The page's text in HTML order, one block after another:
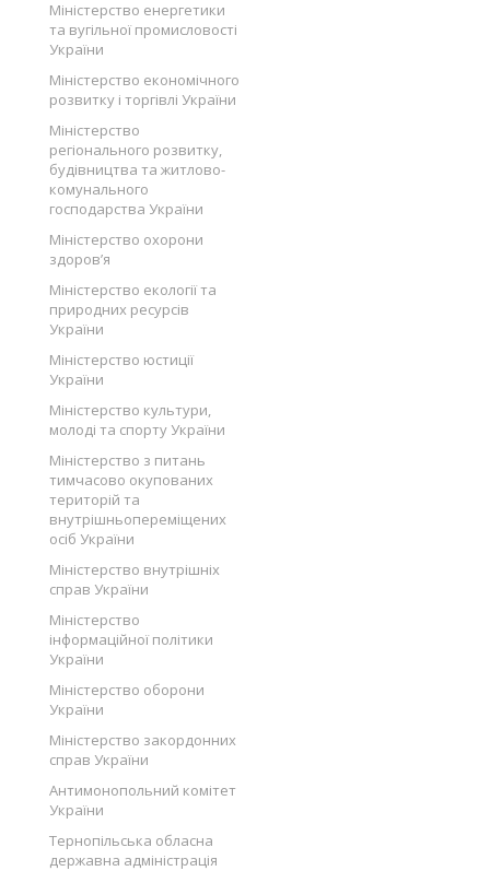
Міністерство енергетики
та вугільної промисловості
України
Міністерство економічного
розвитку і торгівлі України
Міністерство
регіонального розвитку,
будівництва та житлово-
комунального
господарства України
Міністерство охорони
здоров’я
Міністерство екології та
природних ресурсів
України
Міністерство юстиції
України
Міністерство культури,
молоді та спорту України
Міністерство з питань
тимчасово окупованих
територій та
внутрішньопереміщених
осіб України
Міністерство внутрішніх
справ України
Міністерство
інформаційної політики
України
Міністерство оборони
України
Міністерство закордонних
справ України
Антимонопольний комітет
України
Тернопільська обласна
державна адміністрація